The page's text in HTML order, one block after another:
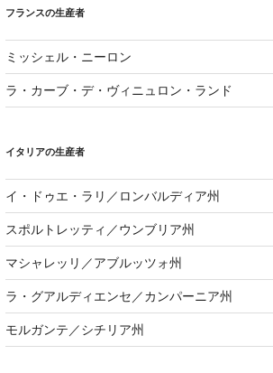
フランスの生産者
ミッシェル・ニーロン
ラ・カーブ・デ・ヴィニュロン・ランド
イタリアの生産者
イ・ドゥエ・ラリ／ロンバルディア州
スポルトレッティ／ウンブリア州
マシャレッリ／アブルッツォ州
ラ・グアルディエンセ／カンパーニア州
モルガンテ／シチリア州